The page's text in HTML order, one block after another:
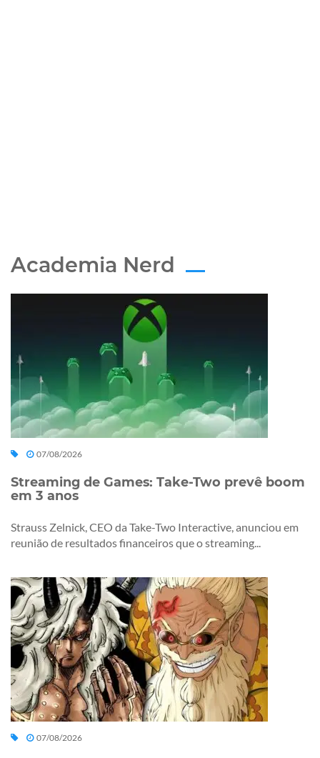
Academia Nerd
07/08/2026
Streaming de Games: Take-Two prevê boom
em 3 anos
Strauss Zelnick, CEO da Take-Two Interactive, anunciou em
reunião de resultados financeiros que o streaming...
07/08/2026